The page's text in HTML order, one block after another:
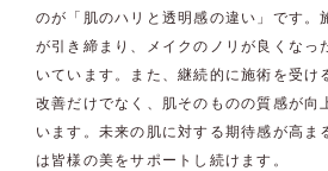
のが「肌のハリと透明感の違い」です。
が引き締まり、メイクのノリが良くなっ
いています。また、継続的に施術を受け
改善だけでなく、肌そのものの質感が向
います。未来の肌に対する期待感が高
は皆様の美をサポートし続けます。